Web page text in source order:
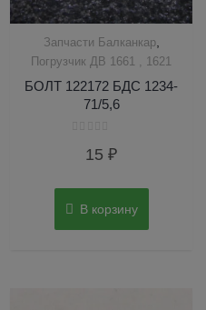
Запчасти Балканкар,
Погрузчик ДВ 1661 , 1621
БОЛТ 122172 БДС 1234-
71/5,6
15₽
В корзину